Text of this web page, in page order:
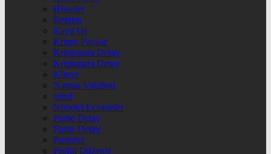
Hisseler
İletişim
Kayıt Ol
Kripto Paralar
Kriptopara Detay
Kriptopara Detay
Künye
Namaz Vakitleri
nnbil
Nöbetçi Eczaneler
Parite Detay
Parite Detay
Pariteler
Profili Düzenle